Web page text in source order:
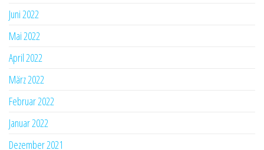
Juni 2022
Mai 2022
April 2022
März 2022
Februar 2022
Januar 2022
Dezember 2021